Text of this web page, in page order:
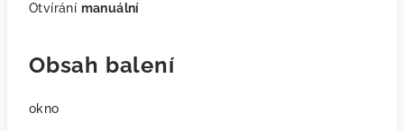
Otvírání manuální
Obsah balení
okno